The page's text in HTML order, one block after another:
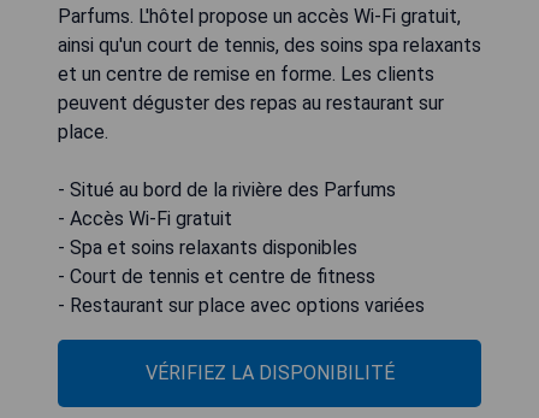
Parfums. L'hôtel propose un accès Wi-Fi gratuit,
ainsi qu'un court de tennis, des soins spa relaxants
et un centre de remise en forme. Les clients
peuvent déguster des repas au restaurant sur
place.
- Situé au bord de la rivière des Parfums
- Accès Wi-Fi gratuit
- Spa et soins relaxants disponibles
- Court de tennis et centre de fitness
- Restaurant sur place avec options variées
VÉRIFIEZ LA DISPONIBILITÉ